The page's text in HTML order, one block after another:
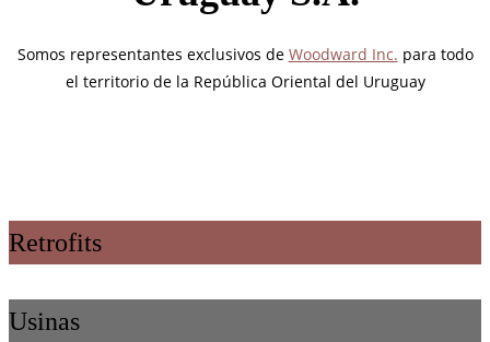
Somos representantes exclusivos de Woodward Inc. para todo
el territorio de la República Oriental del Uruguay
Retrofits
Usinas